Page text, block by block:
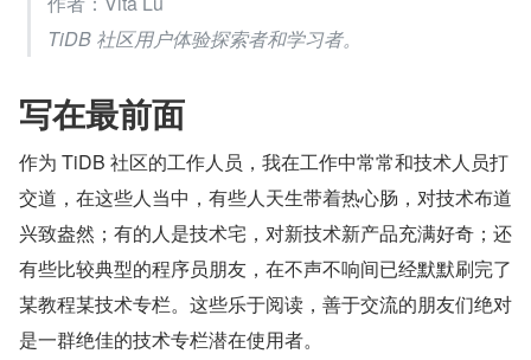
TiDB 社区用户体验探索者和学习者。
写在最前面
作为 TiDB 社区的工作人员，我在工作中常常和技术人员打
交道，在这些人当中，有些人天生带着热心肠，对技术布道
兴致盎然；有的人是技术宅，对新技术新产品充满好奇；还
有些比较典型的程序员朋友，在不声不响间已经默默刷完了
某教程某技术专栏。这些乐于阅读，善于交流的朋友们绝对
是一群绝佳的技术专栏潜在使用者。